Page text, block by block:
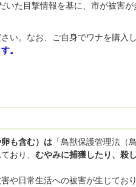
いた目撃情報を基に、市が被害
い。なお、ご自身でワナを購入
。
も含む）は 「鳥獣保護管理法（
おり、 むやみに捕獲したり、殺
や日常生活への被害が生じており